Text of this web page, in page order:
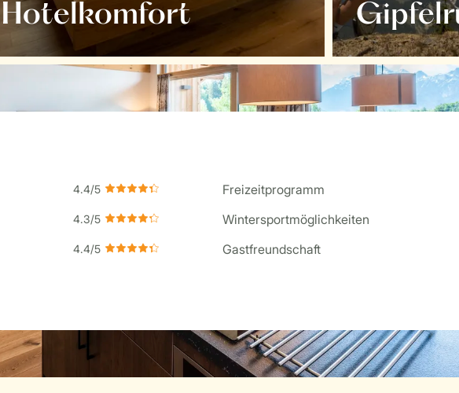
Hotelkomfort
Freizeitprogramm
Wintersportmöglichkeiten
Gastfreundschaft